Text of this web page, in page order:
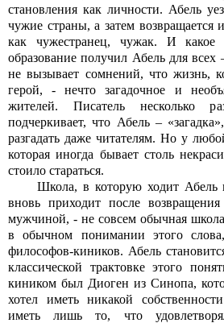
становления как личности. Абель
чужие страны, а затем
как чужестранец, чужак. И какое
образование получил Абель для всех
не вызывает сомнений, что жизнь,
герой, - нечто загадочное и
жителей. Писатель несколько
подчеркивает, что Абель –
разгадать даже читателям. Но у
которая иногда бывает столь
стоило стараться.
Школа, в которую ходит Абель
вновь приходит после
мужчиной, - не совсем обычная
в обычном понимании этого
философов-киников. Абель
классической трактовке этого
киником был Диоген из Синопа,
хотел иметь никакой
иметь лишь то, что